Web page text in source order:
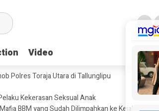
Video
Video
Polres Toraja Utara di Tallunglipu
Kekerasan Seksual Anak
BBM yang Sudah Dilimpahkan ke Kejaksaan